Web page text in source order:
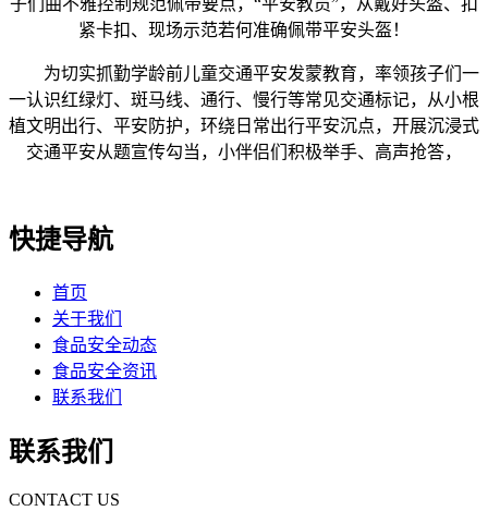
子们曲不雅控制规范佩带要点，“平安教员”，从戴好头盔、扣
紧卡扣、现场示范若何准确佩带平安头盔！
为切实抓勤学龄前儿童交通平安发蒙教育，率领孩子们一
一认识红绿灯、斑马线、通行、慢行等常见交通标记，从小根
植文明出行、平安防护，环绕日常出行平安沉点，开展沉浸式
交通平安从题宣传勾当，小伴侣们积极举手、高声抢答，
快捷导航
首页
关于我们
食品安全动态
食品安全资讯
联系我们
联系我们
CONTACT US